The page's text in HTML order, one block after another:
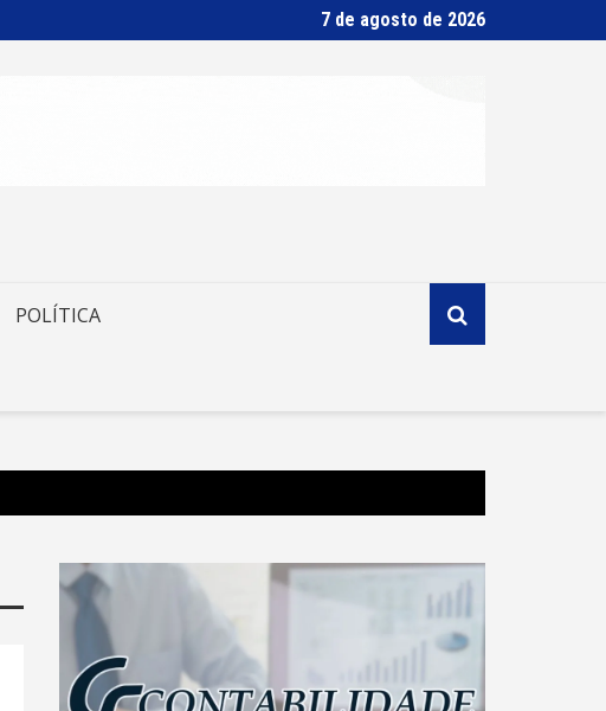
7 de agosto de 2026
POLÍTICA